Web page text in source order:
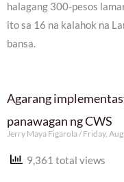
halagang 300-pesos
ito sa 16 na kalahok na
bansa.
Agarang
panawagan ng CWS
Jerry Maya Figarola Friday,
9,361 total views